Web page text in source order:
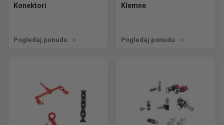
Konektori
Pogledaj ponudu
Klemne
Pogledaj ponudu